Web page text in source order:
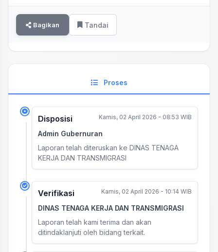
Bagikan Tandai
Proses
Disposisi Kamis, 02 April 2026 - 08:53 WIB
Admin Gubernuran
Laporan telah diteruskan ke DINAS TENAGA
KERJA DAN TRANSMIGRASI
Verifikasi Kamis, 02 April 2026 - 10:14 WIB
DINAS TENAGA KERJA DAN TRANSMIGRASI
Laporan telah kami terima dan akan
ditindaklanjuti oleh bidang terkait.